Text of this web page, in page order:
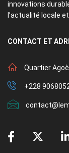
innovations
l’actualité locale
CONTACT ET
Quartier
+228